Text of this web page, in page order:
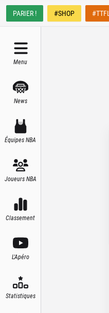
PARIER ! #SHOP #TTFL
Menu
News
Équipes NBA
Joueurs NBA
Classement
L'Apéro
Statistiques